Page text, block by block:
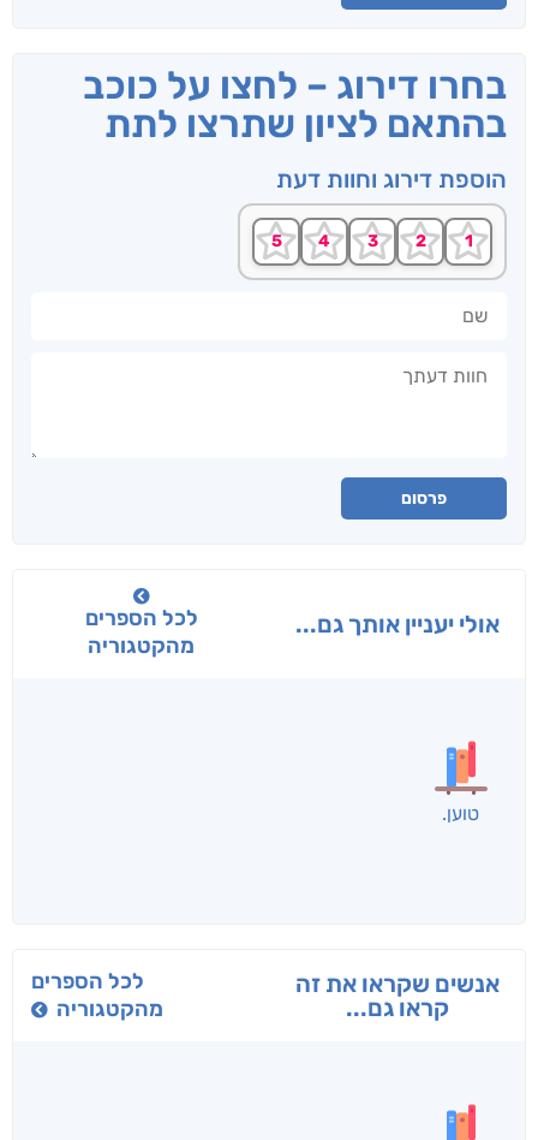
בחרו דירוג – לחצו על כוכב
בהתאם לציון שתרצו לתת
הוספת דירוג וחוות דעת
פרסום
אולי יעניין אותך גם...
לכל הספרים
מהקטגוריה
בפנוכו
חני שאטן
תרדמת
א. פ.